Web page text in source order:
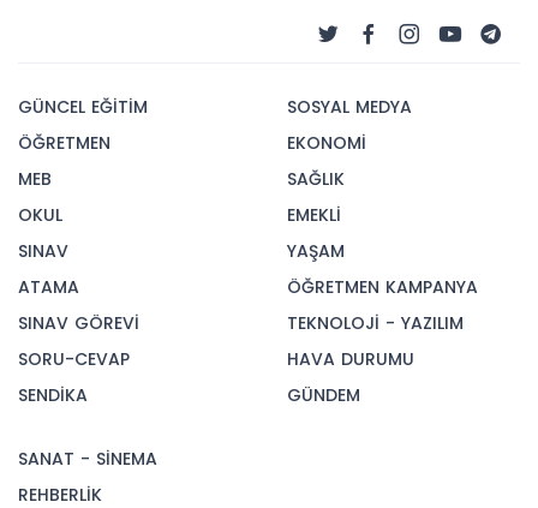
GÜNCEL EĞİTİM
ÖĞRETMEN
MEB
OKUL
SINAV
ATAMA
SINAV GÖREVİ
SORU-CEVAP
SENDİKA
SOSYAL MEDYA
EKONOMİ
SAĞLIK
EMEKLİ
YAŞAM
ÖĞRETMEN KAMPANYA
TEKNOLOJİ - YAZILIM
HAVA DURUMU
GÜNDEM
SANAT - SİNEMA
REHBERLİK